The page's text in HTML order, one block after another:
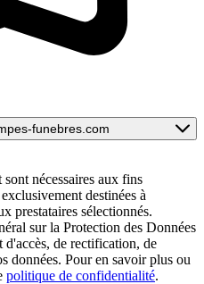
funebres.com
nécessaires aux fins
destinées à
prestataires sélectionnés.
sur la Protection des Données
de rectification, de
données. Pour en savoir plus ou
politique de confidentialité.